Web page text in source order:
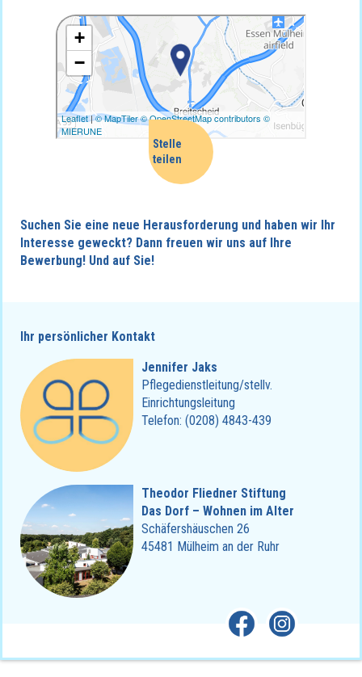
Facebook
Whatsapp
Suchen Sie eine neue Herausforderung und haben wir Ihr
Interesse geweckt? Dann freuen wir uns auf Ihre
Bewerbung! Und auf Sie!
Ihr persönlicher Kontakt
Jennifer Jaks
Pflegedienstleitung/stellv.
Einrichtungsleitung
Telefon: (0208) 4843-439
Theodor Fliedner Stiftung
Das Dorf – Wohnen im Alter
Schäfershäuschen 26
45481 Mülheim an der Ruhr